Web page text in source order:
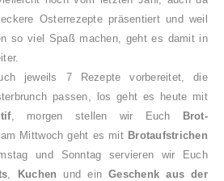
Osterrezepte präsentiert und weil
so viel Spaß machen, geht es damit in
jeweils 7 Rezepte vorbereitet, die
passen, los geht es heute mit
, morgen stellen wir Euch Brot-
Mittwoch geht es mit Brotaufstrichen
und Sonntag servieren wir Euch
Kuchen und einGeschenk aus der